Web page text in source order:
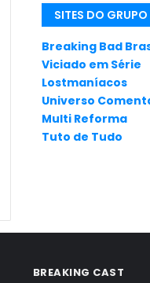
ANIMAÇÃO
ANNA GUNN
APLICATIVOS
ARTES
AUDIÊNCIA
BATTLE CREEK
SITES DO GRUPO
Breaking Bad
Viciado em Série
Lostmaníacos
Universo
Multi Reforma
Tuto de Tudo
BREAKING CAST